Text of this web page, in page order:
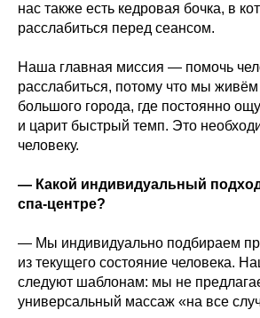
нас также есть кедровая бочка, в
расслабиться перед сеансом.
Наша главная миссия — помочь
расслабиться, потому что мы
большого города, где постоянно
и царит быстрый темп. Это
человеку.
— Какой индивидуальный
спа‑центре?
— Мы индивидуально подбираем
из текущего состояние человека.
следуют шаблонам: мы не
универсальный массаж «на все